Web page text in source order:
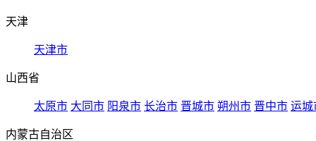
天津
天津市
山西省
太原市 大同市 阳泉市 长治市 晋城市 朔州市 晋中市 运城
内蒙古自治区